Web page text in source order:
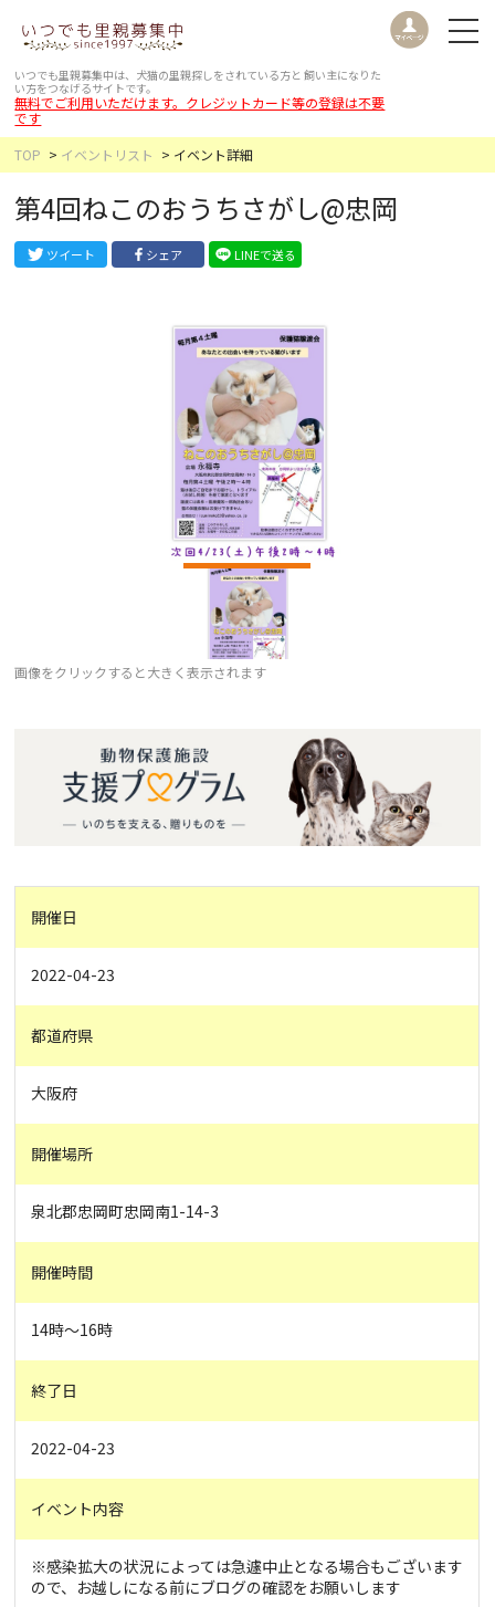
いつでも里親募集中は、犬猫の里親探しをされている方と 飼い主になりた
い方をつなげるサイトです。
無料でご利用いただけます。クレジットカード等の登録は不要
です
TOP
イベントリスト イベント詳細
第4回ねこのおうちさがし@忠岡
ツイート シェア LINEで送る
画像をクリックすると大きく表示されます
開催日
2022-04-23
都道府県
大阪府
開催場所
泉北郡忠岡町忠岡南1-14-3
開催時間
14時～16時
終了日
2022-04-23
イベント内容
※感染拡大の状況によっては急遽中止となる場合もございます
ので、お越しになる前にブログの確認をお願いします